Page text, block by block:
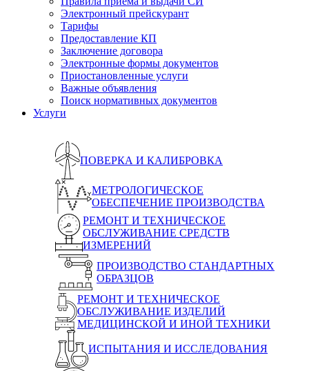
Электронный прейскурант
Тарифы
Предоставление КП
Заключение договора
Электронные формы документов
Приостановленные услуги
Важные объявления
Поиск нормативных документов
Услуги
ПОВЕРКА И КАЛИБРОВКА
МЕТРОЛОГИЧЕСКОЕ
ОБЕСПЕЧЕНИЕ ПРОИЗВОДСТВА
РЕМОНТ И ТЕХНИЧЕСКОЕ
ОБСЛУЖИВАНИЕ СРЕДСТВ
ИЗМЕРЕНИЙ
ПРОИЗВОДСТВО СТАНДАРТНЫХ
ОБРАЗЦОВ
РЕМОНТ И ТЕХНИЧЕСКОЕ
ОБСЛУЖИВАНИЕ ИЗДЕЛИЙ
МЕДИЦИНСКОЙ И ИНОЙ ТЕХНИКИ
ИСПЫТАНИЯ И ИССЛЕДОВАНИЯ